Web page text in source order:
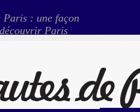
Paris : une façon
Paris